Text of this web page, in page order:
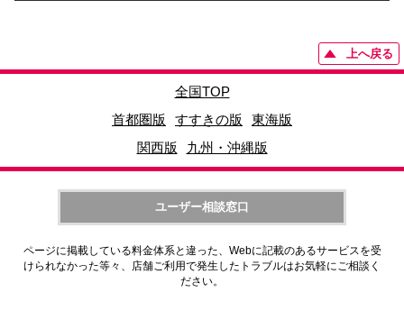
上へ戻る
全国TOP
首都圏版
すすきの版
東海版
関西版
九州・沖縄版
ユーザー相談窓口
ページに掲載している料金体系と違った、Webに記載のあるサービスを受
けられなかった等々、店舗ご利用で発生したトラブルはお気軽にご相談く
ださい。